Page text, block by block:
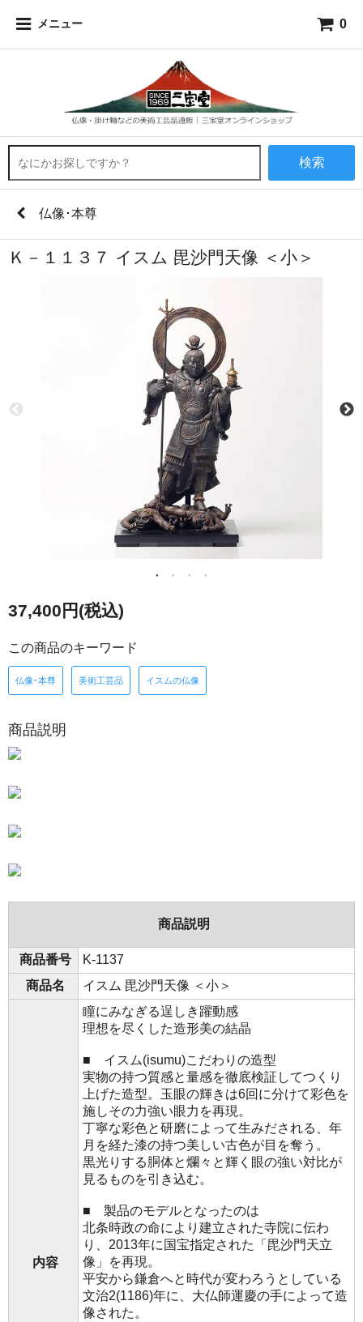
メニュー 0
検索
仏像･本尊
Ｋ－１１３７ イスム 毘沙門天像 ＜小＞
37,400円(税込)
この商品のキーワード
仏像･本尊 美術工芸品 イスムの仏像
商品説明
商品説明
商品番号
K-1137
商品名
イスム 毘沙門天像 ＜小＞
内容
瞳にみなぎる逞しき躍動感
理想を尽くした造形美の結晶
■ イスム(isumu)こだわりの造型
実物の持つ質感と量感を徹底検証してつくり
上げた造型。玉眼の輝きは6回に分けて彩色を
施しその力強い眼力を再現。
丁寧な彩色と研磨によって生みだされる、年
月を経た漆の持つ美しい古色が目を奪う。
黒光りする胴体と爛々と輝く眼の強い対比が
見るものを引き込む。
■ 製品のモデルとなったのは
北条時政の命により建立された寺院に伝わ
り、2013年に国宝指定された「毘沙門天立
像」を再現。
平安から鎌倉へと時代が変わろうとしている
文治2(1186)年に、大仏師運慶の手によって造
像された。